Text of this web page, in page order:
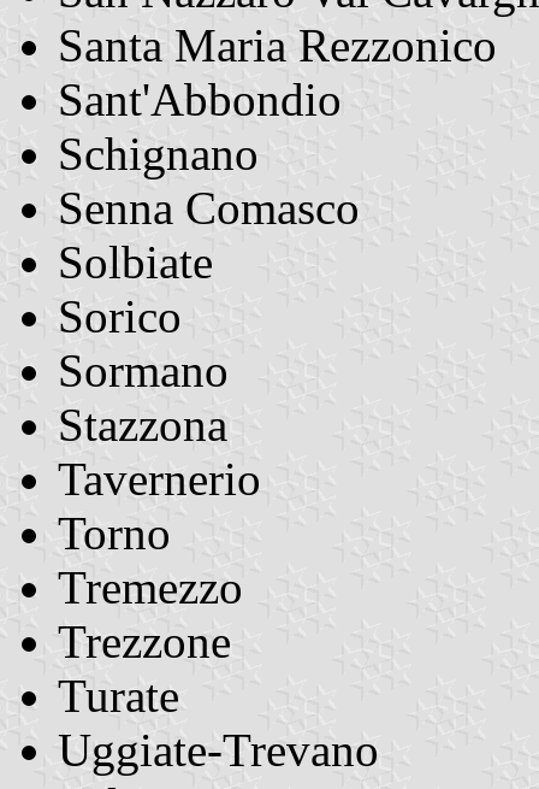
Santa Maria Rezzonico
Sant'Abbondio
Schignano
Senna Comasco
Solbiate
Sorico
Sormano
Stazzona
Tavernerio
Torno
Tremezzo
Trezzone
Turate
Uggiate-Trevano